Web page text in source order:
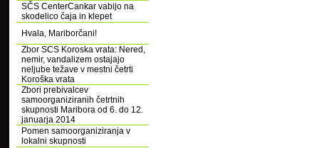
SČS CenterCankar vabijo na
skodelico čaja in klepet
Hvala, Mariborčani!
Zbor SCS Koroska vrata: Nered,
nemir, vandalizem ostajajo
neljube težave v mestni četrti
Koroška vrata
Zbori prebivalcev
samoorganiziranih četrtnih
skupnosti Maribora od 6. do 12.
januarja 2014
Pomen samoorganiziranja v
lokalni skupnosti